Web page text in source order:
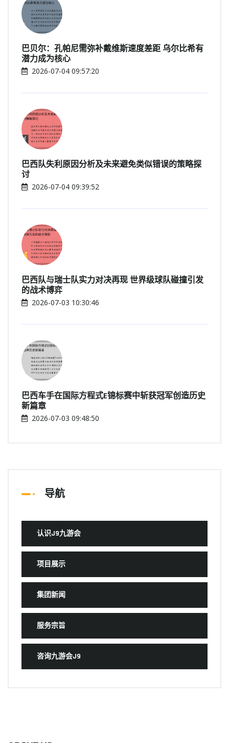
巴贝尔：孔帕尼需弥补戴维斯速度差距 乌尔比希有
潜力成为核心
2026-07-04 09:57:20
巴西队失利原因分析及未来避免类似错误的策略探
讨
2026-07-04 09:39:52
巴西队与瑞士队实力对决再现 世界级球队碰撞引发
的战术博弈
2026-07-03 10:30:46
巴西车手在国际方程式E锦标赛中斩获冠军创造历史
新篇章
2026-07-03 09:48:50
导航
认识J9九游会
项目展示
集团新闻
服务宗旨
咨询九游会J9